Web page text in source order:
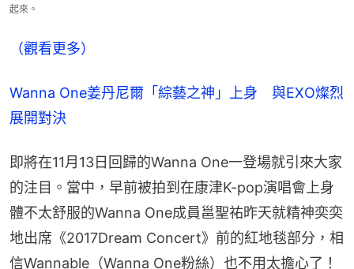
起來。
（觀看更多）
Wanna One姜丹尼爾「綜藝之神」上身　與EXO燦烈
展開對決
即將在11月13日回歸的Wanna One一登場就引來大家
的注目。當中，早前被拍到在康津K-pop演唱會上身
體不太舒服的Wanna One成員邕聖祐昨天就精神奕奕
地出席《2017Dream Concert》前的紅地毯部分，相
信Wannable（Wanna One粉絲）也不用太擔心了！